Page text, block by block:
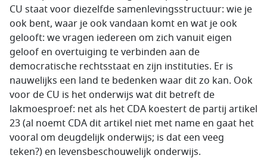
CU staat voor diezelfde samenlevingsstructuur: wie je
ook bent, waar je ook vandaan komt en wat je ook
gelooft: we vragen iedereen om zich vanuit eigen
geloof en overtuiging te verbinden aan de
democratische rechtsstaat en zijn instituties. Er is
nauwelijks een land te bedenken waar dit zo kan. Ook
voor de CU is het onderwijs wat dit betreft de
lakmoesproef: net als het CDA koestert de partij artikel
23 (al noemt CDA dit artikel niet met name en gaat het
vooral om deugdelijk onderwijs; is dat een veeg
teken?) en levensbeschouwelijk onderwijs.